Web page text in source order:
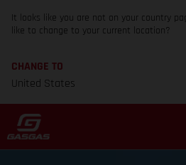
It looks like you are not on your country
like to change to your current location?
CHANGE TO
United States